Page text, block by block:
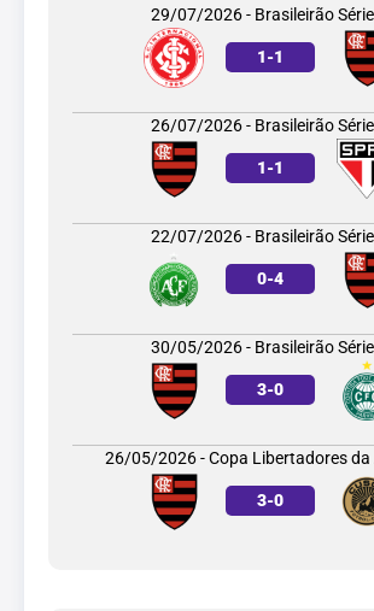
29/07/2026 - Brasileirão
1-1
26/07/2026 - Brasileirão
1-1
22/07/2026 - Brasileirão
0-4
30/05/2026 - Brasileirão
3-0
26/05/2026 - Copa Libertadores da
3-0